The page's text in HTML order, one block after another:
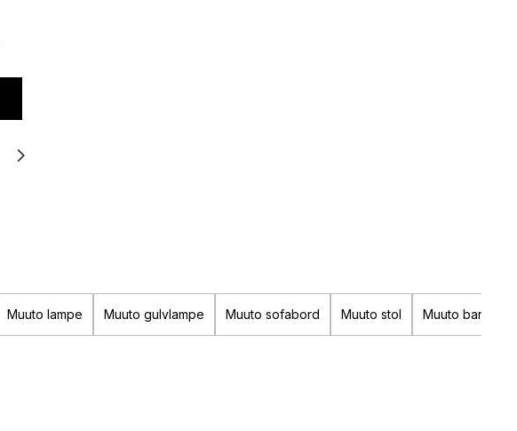
Muuto lampe Muuto gulvlampe Muuto sofabord Muuto stol Muuto barstol